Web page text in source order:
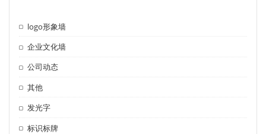
logo形象墙
企业文化墙
公司动态
其他
发光字
标识标牌